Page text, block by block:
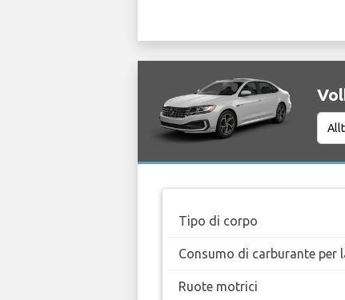
Tipo di corpo
Consumo di carburante per
Ruote motrici